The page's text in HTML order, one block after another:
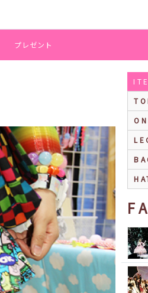
プレゼント